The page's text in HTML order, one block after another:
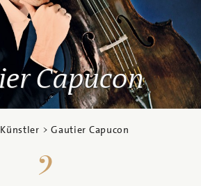
Capucon
Künstler > Gautier Capucon